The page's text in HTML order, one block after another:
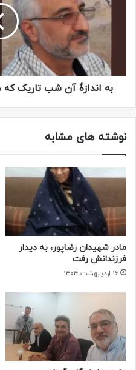
به اندازۀ آن شب تاریک
نوشته های مشابه
مادر شهیدان رضاپور، به دیدار
فرزندانش رفت
۱۶ اردیبهشت ۱۴۰۴